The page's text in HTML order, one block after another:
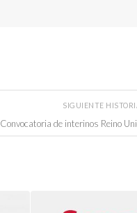
SIGUIENTE
Convocatoria de interinos Reino